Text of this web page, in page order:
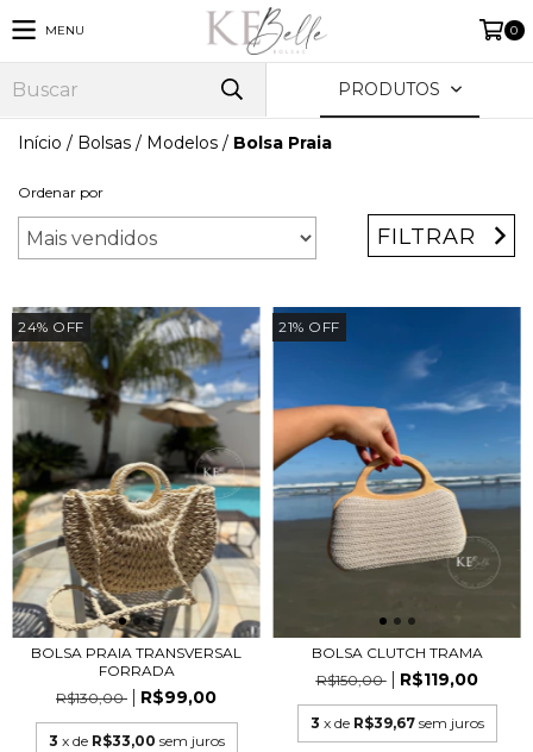
MENU 0
PRODUTOS
Início / Bolsas / Modelos / Bolsa Praia
Ordenar por
FILTRAR
24% OFF
BOLSA PRAIA TRANSVERSAL
FORRADA
R$130,00
R$99,00
3 x de R$33,00 sem juros
21% OFF
BOLSA CLUTCH TRAMA
R$150,00
R$119,00
3 x de R$39,67 sem juros